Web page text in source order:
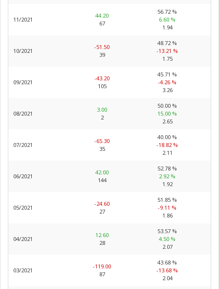
11/2021
44.20
67
56.72 %
6.60 %
1.94
10/2021
-51.50
39
48.72 %
-13.21 %
1.75
09/2021
-43.20
105
45.71 %
-4.26 %
3.26
08/2021
3.00
2
50.00 %
15.00 %
2.65
07/2021
-65.30
35
40.00 %
-18.82 %
2.11
06/2021
42.00
144
52.78 %
2.92 %
1.92
05/2021
-24.60
27
51.85 %
-9.11 %
1.86
04/2021
12.60
28
53.57 %
4.50 %
2.07
03/2021
-119.00
87
43.68 %
-13.68 %
2.04